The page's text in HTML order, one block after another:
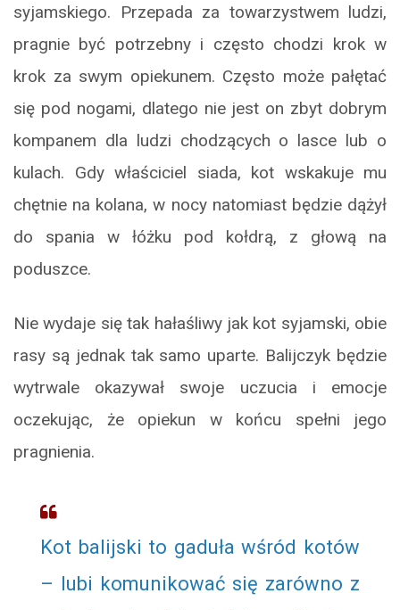
syjamskiego. Przepada za towarzystwem ludzi,
pragnie być potrzebny i często chodzi krok w
krok za swym opiekunem. Często może pałętać
się pod nogami, dlatego nie jest on zbyt dobrym
kompanem dla ludzi chodzących o lasce lub o
kulach. Gdy właściciel siada, kot wskakuje mu
chętnie na kolana, w nocy natomiast będzie dążył
do spania w łóżku pod kołdrą, z głową na
poduszce.
Nie wydaje się tak hałaśliwy jak kot syjamski, obie
rasy są jednak tak samo uparte. Balijczyk będzie
wytrwale okazywał swoje uczucia i emocje
oczekując, że opiekun w końcu spełni jego
pragnienia.
Kot balijski to gaduła wśród kotów
– lubi komunikować się zarówno z